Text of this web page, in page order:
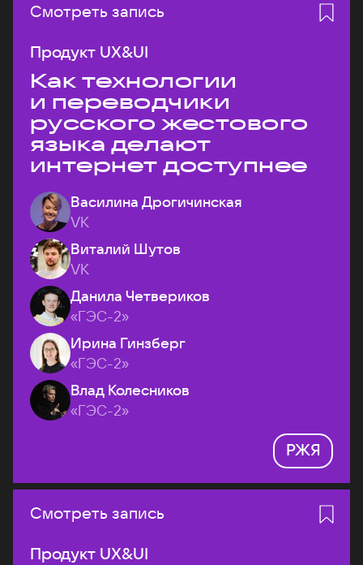
Смотреть запись
Продукт UX&UI
Как технологии
и переводчики
русского жестового
языка делают
интернет доступнее
Василина Дрогичинская
VK
Виталий Шутов
VK
Данила Четвериков
«ГЭС-2»
Ирина Гинзберг
«ГЭС-2»
Влад Колесников
«ГЭС-2»
РЖЯ
Смотреть запись
Продукт UX&UI